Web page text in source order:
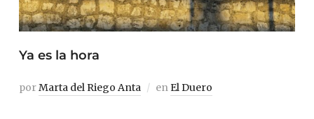
Ya es la hora
porMarta del Riego Anta en El Duero